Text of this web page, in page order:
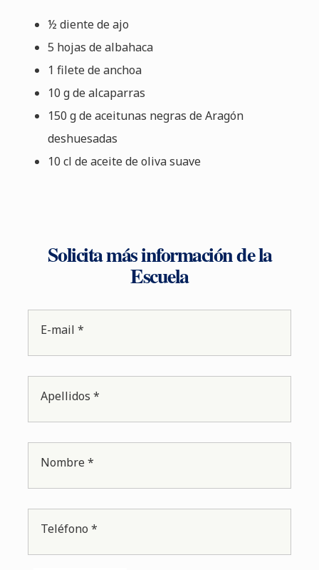
½ diente de ajo
5 hojas de albahaca
1 filete de anchoa
10 g de alcaparras
150 g de aceitunas negras de Aragón
deshuesadas
10 cl de aceite de oliva suave
Solicita más información de la
Escuela
E-mail *
Apellidos *
Nombre *
Teléfono *